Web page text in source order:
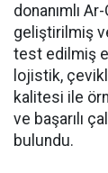
donanımlı
geliştirilmiş
test edilmiş
lojistik,
kalitesi ile
ve başarılı
bulundu.